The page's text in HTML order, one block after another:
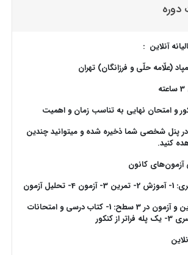
آنلاین :
(علّامه حلّی و فرزانگان) تهران
و امتحان نهایی به تناسب زمان و اهمیت
پنل شخصی شما ذخیره شده و میتوانید چندین
کنید.
کانون
2- تمرین 3- آزمون 4- تحلیل آزمون
✅ تدریس، حل تمرین و آزمون در 3 سطح: 1- کتاب درسی و امتحانات
3- یک پله فراتر از کنکور